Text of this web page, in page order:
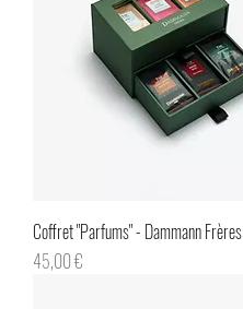
Coffret "Parfums" - Dammann Frères
Prix
45,00 €